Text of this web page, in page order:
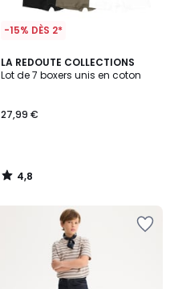
-15% DÈS 2*
LA REDOUTE COLLECTIONS
Lot de 7 boxers unis en coton
27,99 €
4,8
/ 5
4,8
/